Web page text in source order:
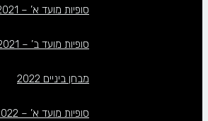
סופיות מועד א’ – 2021
סופיות מועד ב’ – 2021
מבחן ביניים 2022
סופיות מועד א’ – 2022